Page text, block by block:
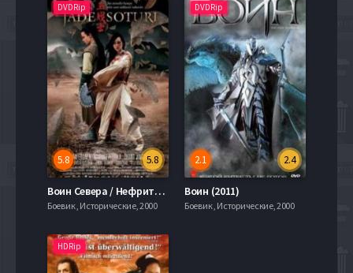
DVDRip
5.8
5.8
Воин Севера / Нефритовый Воин (2006)
Боевик , Исторические, 2000
DVDRip
2.4
2.1
Воин (2011)
Боевик , Исторические, 2000
HDRip